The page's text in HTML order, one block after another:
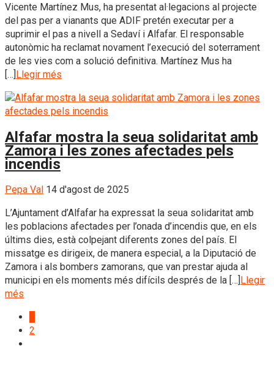
Vicente Martínez Mus, ha presentat al·legacions al projecte
del pas per a vianants que ADIF pretén executar per a
suprimir el pas a nivell a Sedaví i Alfafar. El responsable
autonòmic ha reclamat novament l’execució del soterrament
de les vies com a solució definitiva. Martínez Mus ha
[…]Llegir més
Alfafar mostra la seua solidaritat amb
Zamora i les zones afectades pels
incendis
Pepa Val 14 d'agost de 2025
L’Ajuntament d’Alfafar ha expressat la seua solidaritat amb
les poblacions afectades per l’onada d’incendis que, en els
últims dies, està colpejant diferents zones del país. El
missatge es dirigeix, de manera especial, a la Diputació de
Zamora i als bombers zamorans, que van prestar ajuda al
municipi en els moments més difícils després de la […]Llegir
més
2